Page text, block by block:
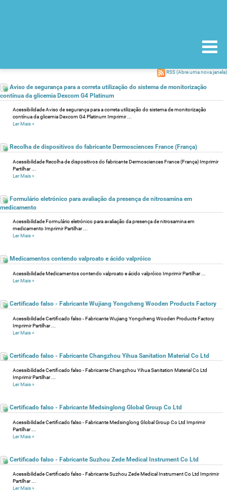
RSS(Abre uma nova janela)
Aviso de segurança para a correta utilização do sistema de monitorização
contínua da glicemia Dexcom G4 Platinum
Acessibilidade Aviso de segurança para a correta utilização do sistema de monitorização
contínua da glicemia Dexcom G4 Platinum Imprimir ...
Ler Mais»
Recolha de dispositivos do fabricante Dermosciences France (França)
Acessibilidade Recolha de dispositivos do fabricante Dermosciences France (França) Imprimir
Partilhar ...
Ler Mais»
Formulário eletrónico para avaliação da presença de nitrosamina em
medicamento
Acessibilidade Formulário eletrónico para avaliação da presença de nitrosamina em
medicamento Imprimir Partilhar ...
Ler Mais»
Medicamentos contendo valproato e ácido valpróico
Acessibilidade Medicamentos contendo valproato e ácido valpróico Imprimir Partilhar ...
Ler Mais»
Certificado falso - Fabricante Wujiang Yongcheng Wooden Products Factory
Acessibilidade Certificado falso - Fabricante Wujiang Yongcheng Wooden Products Factory
Imprimir Partilhar ...
Ler Mais»
Certificado falso - Fabricante Changzhou Yihua Sanitation Material Co Ltd
Acessibilidade Certificado falso - Fabricante Changzhou Yihua Sanitation Material Co Ltd
Imprimir Partilhar ...
Ler Mais»
Certificado falso - Fabricante Medsinglong Global Group Co Ltd
Acessibilidade Certificado falso - Fabricante Medsinglong Global Group Co Ltd Imprimir
Partilhar ...
Ler Mais»
Certificado falso - Fabricante Suzhou Zede Medical Instrument Co Ltd
Acessibilidade Certificado falso - Fabricante Suzhou Zede Medical Instrument Co Ltd Imprimir
Partilhar ...
Ler Mais»